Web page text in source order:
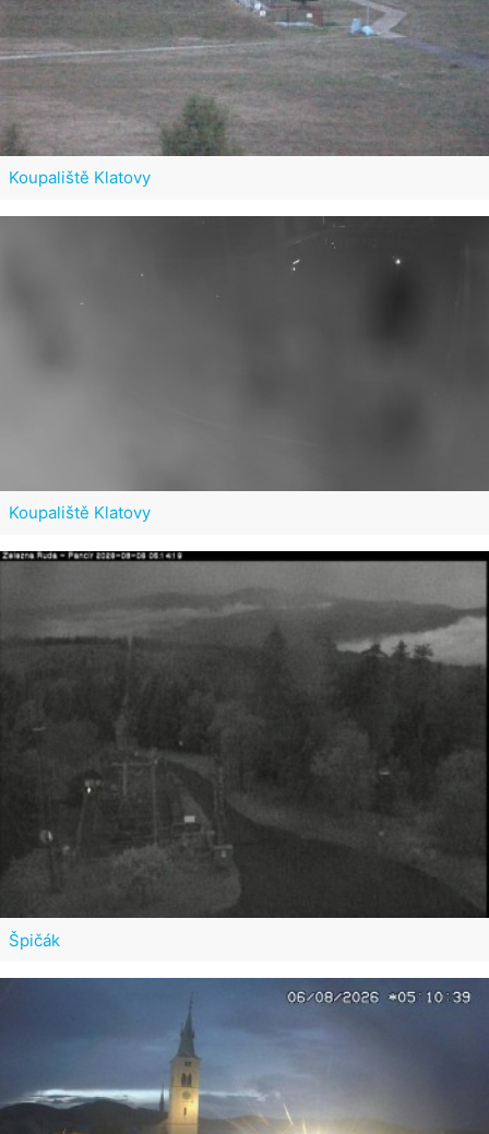
Koupaliště Klatovy
Koupaliště Klatovy
Špičák